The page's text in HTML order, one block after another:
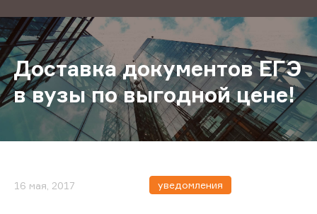
Доставка документов ЕГЭ
в вузы по выгодной цене!
16 мая, 2017 уведомления